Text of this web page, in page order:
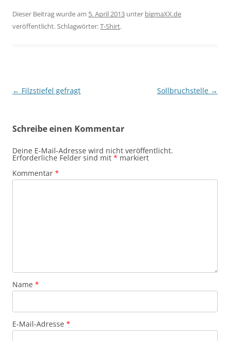
Dieser Beitrag wurde am 5. April 2013 unter bigmaXX.de
veröffentlicht. Schlagwörter:T-Shirt.
Beitragsnavigation
← Filzstiefel gefragt Sollbruchstelle →
Schreibe einen Kommentar
Deine E-Mail-Adresse wird nicht veröffentlicht.
Erforderliche Felder sind mit * markiert
Kommentar *
Name *
E-Mail-Adresse *